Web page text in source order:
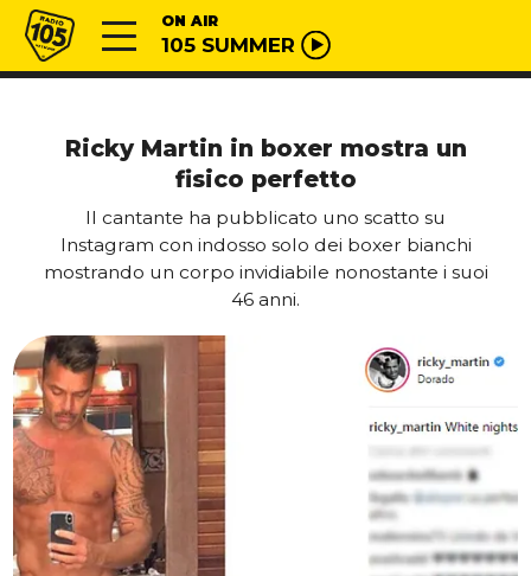
Vai al contenuto
Radio 105 ON AIR
105 SUMMER
Ricky Martin in boxer mostra un
fisico perfetto
Il cantante ha pubblicato uno scatto su
Instagram con indosso solo dei boxer bianchi
mostrando un corpo invidiabile nonostante i suoi
46 anni.